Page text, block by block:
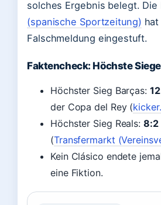
solches Ergebnis belegt.
(spanische Sportzeitung)
Falschmeldung eingestuft.
Faktencheck: Höchste
Höchster Sieg Barças:
der Copa del Rey (
Höchster Sieg Reals: 8:2
(Transfermarkt
Kein Clásico endete
eine Fiktion.